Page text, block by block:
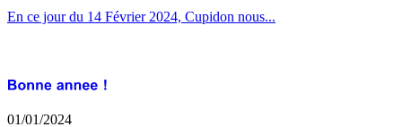
En ce jour du 14 Février 2024, Cupidon nous...
01/01/2024